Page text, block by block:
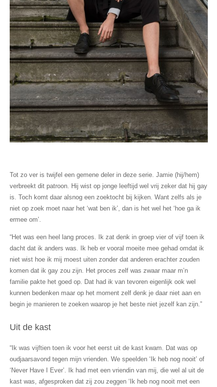
Tot zo ver is twijfel een gemene deler in deze serie. Jamie (hij/hem)
verbreekt dit patroon. Hij wist op jonge leeftijd wel vrij zeker dat hij gay
is. Toch komt daar alsnog een zoektocht bij kijken. Want zelfs als je
niet op zoek moet naar het ‘wat ben ik’, dan is het wel het ‘hoe ga ik
ermee om’.
“Het was een heel lang proces. Ik zat denk in groep vier of vijf toen ik
dacht dat ik anders was. Ik heb er vooral moeite mee gehad omdat ik
niet wist hoe ik mij moest uiten zonder dat anderen erachter zouden
komen dat ik gay zou zijn. Het proces zelf was zwaar maar m’n
familie pakte het goed op. Dat had ik van tevoren eigenlijk ook wel
kunnen bedenken maar op het moment zelf denk je daar niet aan en
begin je manieren te zoeken waarop je het beste niet jezelf kan zijn.”
Uit de kast
“Ik was vijftien toen ik voor het eerst uit de kast kwam. Dat was op
oudjaarsavond tegen mijn vrienden. We speelden ‘Ik heb nog nooit’ of
‘Never Have I Ever’. Ik had met een vriendin van mij, die wel al uit de
kast was, afgesproken dat zij zou zeggen ‘Ik heb nog nooit met een